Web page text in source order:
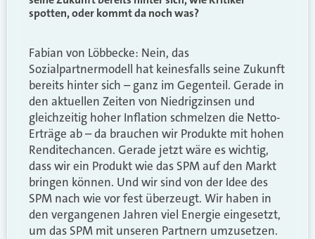
spotten, oder kommt da noch was?
Fabian von Löbbecke: Nein, das
Sozialpartnermodell hat keinesfalls seine Zukunft
bereits hinter sich – ganz im Gegenteil. Gerade in
den aktuellen Zeiten von Niedrigzinsen und
gleichzeitig hoher Inflation schmelzen die Netto-
Erträge ab – da brauchen wir Produkte mit hohen
Renditechancen. Gerade jetzt wäre es wichtig,
dass wir ein Produkt wie das SPM auf den Markt
bringen können. Und wir sind von der Idee des
SPM nach wie vor fest überzeugt. Wir haben in
den vergangenen Jahren viel Energie eingesetzt,
um das SPM mit unseren Partnern umzusetzen.